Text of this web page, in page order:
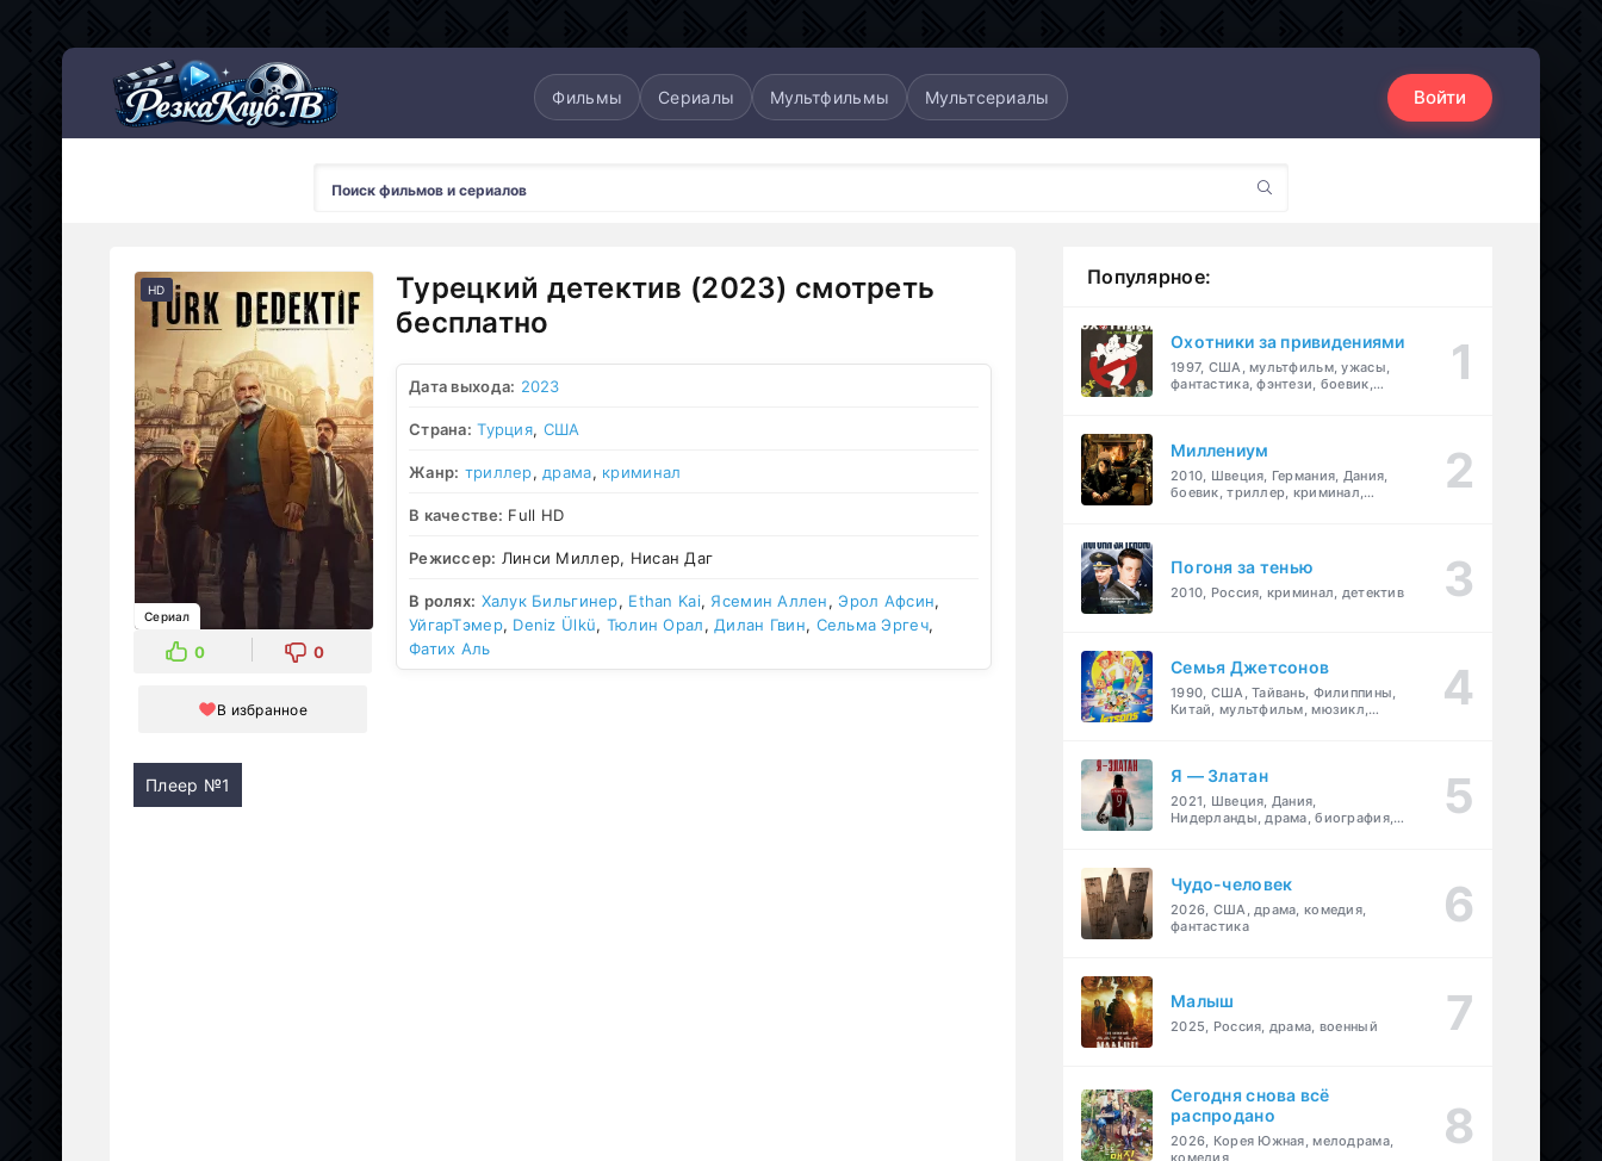
Фильмы Сериалы Мультфильмы Мультсериалы Войти
HD
Сериал
0 0
В избранное
Турецкий детектив (2023) смотреть
бесплатно
Дата выхода: 2023
Страна: Турция, США
Жанр: триллер, драма, криминал
В качестве: Full HD
Режиссер: Линси Миллер, Нисан Даг
В ролях: Халук Бильгинер, Ethan Kai, Ясемин Аллен, Эрол Афсин,
УйгарТэмер, Deniz Ülkü, Тюлин Орал, Дилан Гвин, Сельма Эргеч,
Фатих Аль
Плеер №1
Популярное:
Охотники за привидениями
1997, США, мультфильм, ужасы,
фантастика, фэнтези, боевик,
Миллениум
2010, Швеция, Германия, Дания,
боевик, триллер, криминал,
Погоня за тенью
2010, Россия, криминал, детектив
Семья Джетсонов
1990, США, Тайвань, Филиппины,
Китай, мультфильм, мюзикл,
Я — Златан
2021, Швеция, Дания,
Нидерланды, драма, биография,
Чудо-человек
2026, США, драма, комедия,
фантастика
Малыш
2025, Россия, драма, военный
Сегодня снова всё
распродано
2026, Корея Южная, мелодрама,
комедия
Мультсериалы